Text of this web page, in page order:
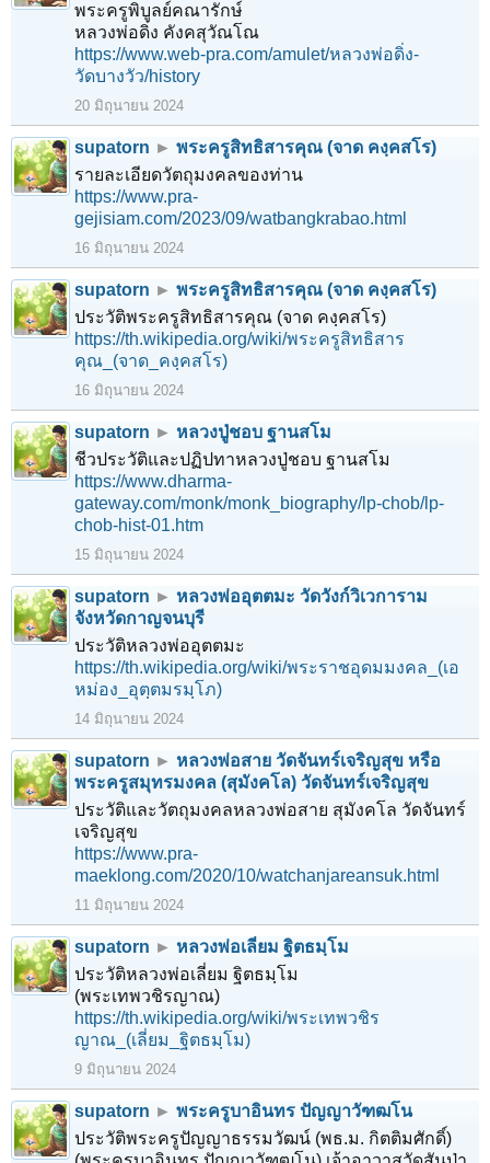
พระครูพิบูลย์คณารักษ์
หลวงพ่อดิ่ง คังคสุวัณโณ
https://www.web-pra.com/amulet/หลวงพ่อดิ่ง-
วัดบางวัว/history
20 มิถุนายน 2024
supatorn ► พระครูสิทธิสารคุณ (จาด คงฺคสโร)
รายละเอียดวัตถุมงคลของท่าน
https://www.pra-
gejisiam.com/2023/09/watbangkrabao.html
16 มิถุนายน 2024
supatorn ► พระครูสิทธิสารคุณ (จาด คงฺคสโร)
ประวัติพระครูสิทธิสารคุณ (จาด คงฺคสโร)
https://th.wikipedia.org/wiki/พระครูสิทธิสาร
คุณ_(จาด_คงฺคสโร)
16 มิถุนายน 2024
supatorn ► หลวงปู่ชอบ ฐานสโม
ชีวประวัติและปฏิปทาหลวงปู่ชอบ ฐานสโม
https://www.dharma-
gateway.com/monk/monk_biography/lp-chob/lp-
chob-hist-01.htm
15 มิถุนายน 2024
supatorn ► หลวงพ่ออุตตมะ วัดวังก์วิเวการาม
จังหวัดกาญจนบุรี
ประวัติหลวงพ่ออุตตมะ
https://th.wikipedia.org/wiki/พระราชอุดมมงคล_(เอ
หม่อง_อุตฺตมรมฺโภ)
14 มิถุนายน 2024
supatorn ► หลวงพ่อสาย วัดจันทร์เจริญสุข หรือ
พระครูสมุทรมงคล (สุมังคโล) วัดจันทร์เจริญสุข
ประวัติและวัตถุมงคลหลวงพ่อสาย สุมังคโล วัดจันทร์
เจริญสุข
https://www.pra-
maeklong.com/2020/10/watchanjareansuk.html
11 มิถุนายน 2024
supatorn ► หลวงพ่อเลี่ยม ฐิตธมฺโม
ประวัติหลวงพ่อเลี่ยม ฐิตธมฺโม
(พระเทพวชิรญาณ)
https://th.wikipedia.org/wiki/พระเทพวชิร
ญาณ_(เลี่ยม_ฐิตธมฺโม)
9 มิถุนายน 2024
supatorn ► พระครูบาอินทร ปัญญาวัฑฒโน
ประวัติพระครูปัญญาธรรมวัฒน์ (พธ.ม. กิตติมศักดิ์)